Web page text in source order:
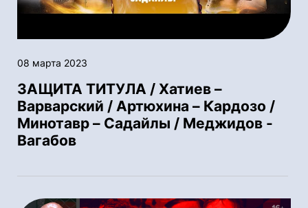
08 марта 2023
ЗАЩИТА ТИТУЛА / Хатиев –
Варварский / Артюхина – Кардозо /
Минотавр – Садайлы / Меджидов -
Вагабов